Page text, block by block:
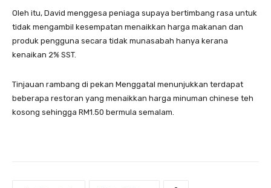
Oleh itu, David menggesa peniaga supaya bertimbang rasa untuk
tidak mengambil kesempatan menaikkan harga makanan dan
produk pengguna secara tidak munasabah hanya kerana
kenaikan 2% SST.
Tinjauan rambang di pekan Menggatal menunjukkan terdapat
beberapa restoran yang menaikkan harga minuman chinese teh
kosong sehingga RM1.50 bermula semalam.